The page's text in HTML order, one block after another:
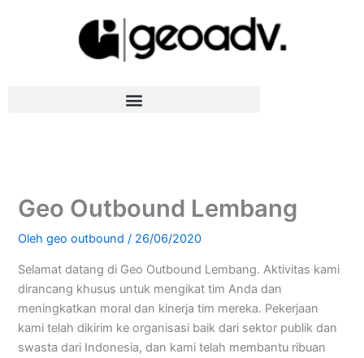
Geo Outbound Lembang
Olehgeo outbound/ 26/06/2020
Selamat datang di Geo Outbound Lembang. Aktivitas kami
dirancang khusus untuk mengikat tim Anda dan
meningkatkan moral dan kinerja tim mereka. Pekerjaan
kami telah dikirim ke organisasi baik dari sektor publik dan
swasta dari Indonesia, dan kami telah membantu ribuan